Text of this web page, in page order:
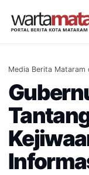
Media Berita Mataram